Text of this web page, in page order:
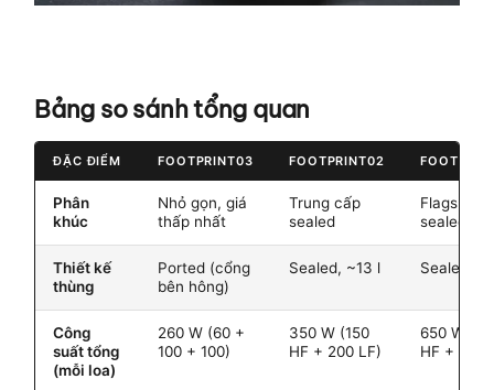
Bảng so sánh tổng quan
ĐẶC ĐIỂM FOOTPRINT03 FOOTPRINT02
Phân
khúc
Nhỏ gọn, giá
thấp nhất
Trung cấp
sealed
Flagship
sealed
Thiết kế
thùng
Ported (cổng
bên hông)
Sealed, ~13 l Sealed,
Công
suất tổng
(mỗi loa)
260 W (60 +
100 + 100)
350 W (150
HF + 200 LF)
650 W
HF + 500